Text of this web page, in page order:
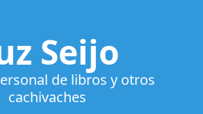
Seijo
de libros y otros
cachivaches